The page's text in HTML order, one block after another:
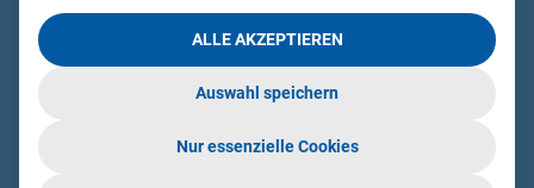
Sie haben zwei Möglichkeiten,
den ORCA Helpdesk
aufzurufen:
ALLE AKZEPTIEREN
Auswahl speichern
Nur essenzielle Cookies